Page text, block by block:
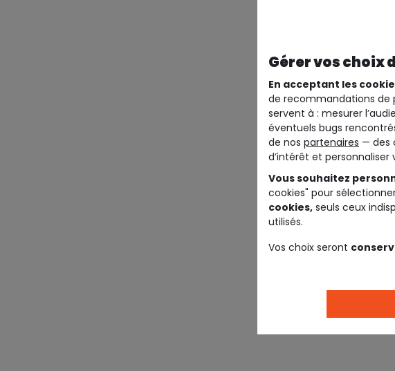
Gérer vos choix
En acceptant les
de recommandations de
servent à : mesurer
éventuels bugs
de nos partenaires — des
d’intérêt et personnaliser
Vous souhaitez
cookies" pour
cookies, seuls ceux
utilisés.
Vos choix seront